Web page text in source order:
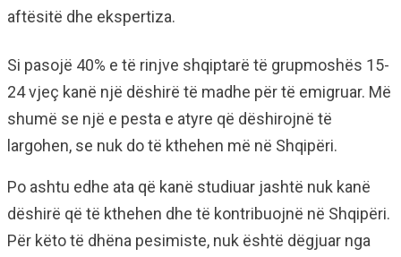
aftësitë dhe ekspertiza.
Si pasojë 40% e të rinjve shqiptarë të grupmoshës 15-
24 vjeç kanë një dëshirë të madhe për të emigruar. Më
shumë se një e pesta e atyre që dëshirojnë të
largohen, se nuk do të kthehen më në Shqipëri.
Po ashtu edhe ata që kanë studiuar jashtë nuk kanë
dëshirë që të kthehen dhe të kontribuojnë në Shqipëri.
Për këto të dhëna pesimiste, nuk është dëgjuar nga